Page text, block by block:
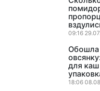
09:16
Обошла
для каш
18:06